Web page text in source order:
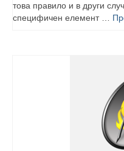
това правило и в други
специфичен елемент …